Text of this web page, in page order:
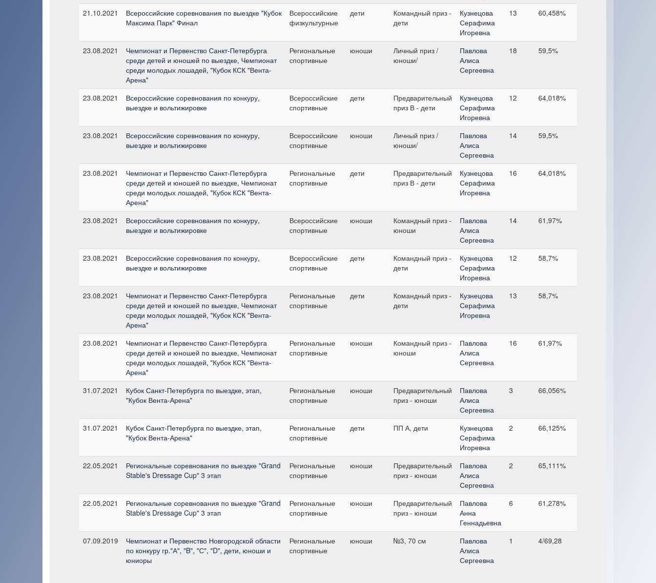
21.10.2021
Всероссийские соревнования по выездке "Кубок
Максима Парк" Финал
Всероссийские
физкультурные
дети
Командный приз -
дети
Кузнецова
Серафима
Игоревна
13 60,458%
23.08.2021
Чемпионат и Первенство Санкт-Петербурга
среди детей и юношей по выездке, Чемпионат
среди молодых лошадей, "Кубок КСК "Вента-
Арена"
Региональные
спортивные
юноши
Личный приз /
юноши/
Павлова
Алиса
Сергеевна
18 59,5%
23.08.2021
Всероссийские соревнования по конкуру,
выездке и вольтижировке
Всероссийские
спортивные
дети
Предварительный
приз В - дети
Кузнецова
Серафима
Игоревна
12 64,018%
23.08.2021
Всероссийские соревнования по конкуру,
выездке и вольтижировке
Всероссийские
спортивные
юноши
Личный приз /
юноши/
Павлова
Алиса
Сергеевна
14 59,5%
23.08.2021
Чемпионат и Первенство Санкт-Петербурга
среди детей и юношей по выездке, Чемпионат
среди молодых лошадей, "Кубок КСК "Вента-
Арена"
Региональные
спортивные
дети
Предварительный
приз В - дети
Кузнецова
Серафима
Игоревна
16 64,018%
23.08.2021
Всероссийские соревнования по конкуру,
выездке и вольтижировке
Всероссийские
спортивные
юноши
Командный приз -
юноши
Павлова
Алиса
Сергеевна
14 61,97%
23.08.2021
Всероссийские соревнования по конкуру,
выездке и вольтижировке
Всероссийские
спортивные
дети
Командный приз -
дети
Кузнецова
Серафима
Игоревна
12 58,7%
23.08.2021
Чемпионат и Первенство Санкт-Петербурга
среди детей и юношей по выездке, Чемпионат
среди молодых лошадей, "Кубок КСК "Вента-
Арена"
Региональные
спортивные
дети
Командный приз -
дети
Кузнецова
Серафима
Игоревна
13 58,7%
23.08.2021
Чемпионат и Первенство Санкт-Петербурга
среди детей и юношей по выездке, Чемпионат
среди молодых лошадей, "Кубок КСК "Вента-
Арена"
Региональные
спортивные
юноши
Командный приз -
юноши
Павлова
Алиса
Сергеевна
16 61,97%
31.07.2021
Кубок Санкт-Петербурга по выездке, этап,
"Кубок Вента-Арена"
Региональные
спортивные
юноши
Предварительный
приз - юноши
Павлова
Алиса
Сергеевна
3 66,056%
31.07.2021
Кубок Санкт-Петербурга по выездке, этап,
"Кубок Вента-Арена"
Региональные
спортивные
дети ПП А, дети
Кузнецова
Серафима
Игоревна
2 66,125%
22.05.2021
Региональные соревнования по выездке "Grand
Stable's Dressage Cup" 3 этап
Региональные
спортивные
юноши
Предварительный
приз - юноши
Павлова
Алиса
Сергеевна
2 65,111%
22.05.2021
Региональные соревнования по выездке "Grand
Stable's Dressage Cup" 3 этап
Региональные
спортивные
юноши
Предварительный
приз - юноши
Павлова
Анна
Геннадьевна
6 61,278%
07.09.2019
Чемпионат и Первенство Новгородской области
по конкуру гр."А", "B", "С", "D", дети, юноши и
юниоры
Региональные
спортивные
юноши №3, 70 см
Павлова
Алиса
Сергеевна
1 4/69,28